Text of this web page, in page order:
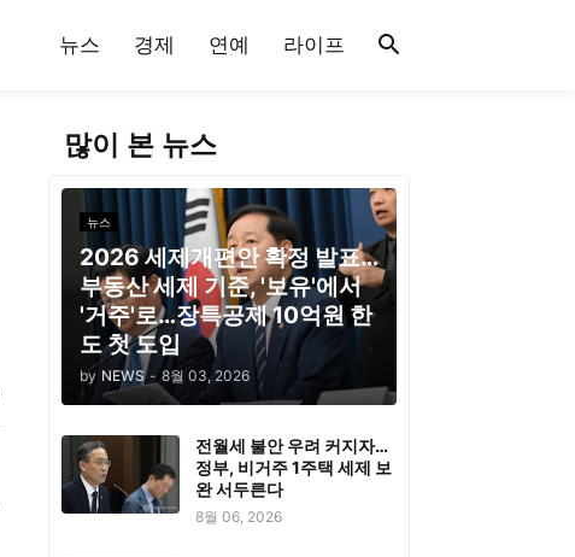
뉴스 경제 연예 라이프
많이 본 뉴스
뉴스
2026 세제개편안 확정 발표…
부동산 세제 기준, '보유'에서
'거주'로…장특공제 10억원 한
도 첫 도입
by NEWS - 8월 03, 2026
전월세 불안 우려 커지자…
정부, 비거주 1주택 세제 보
완 서두른다
8월 06, 2026